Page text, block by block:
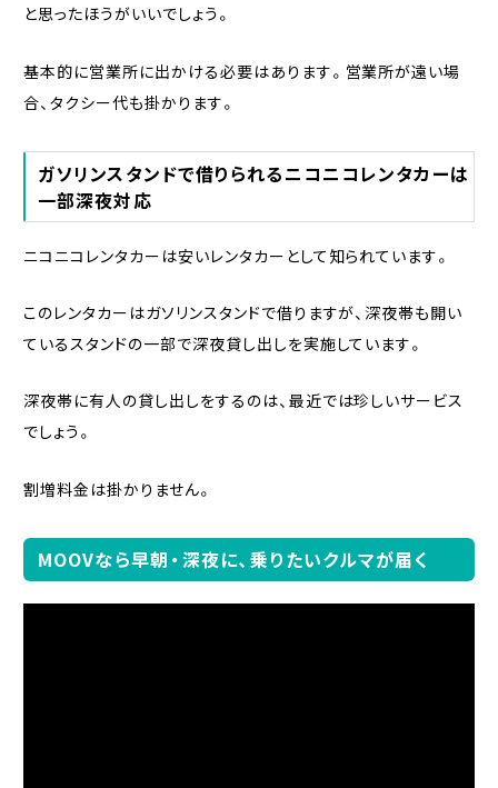
と思ったほうがいいでしょう。
基本的に営業所に出かける必要はあります。営業所が遠い場
合、タクシー代も掛かります。
ガソリンスタンドで借りられるニコニコレンタカーは
一部深夜対応
ニコニコレンタカーは安いレンタカーとして知られています。
このレンタカーはガソリンスタンドで借りますが、深夜帯も開い
ているスタンドの一部で深夜貸し出しを実施しています。
深夜帯に有人の貸し出しをするのは、最近では珍しいサービス
でしょう。
割増料金は掛かりません。
MOOVなら早朝・深夜に、乗りたいクルマが届く